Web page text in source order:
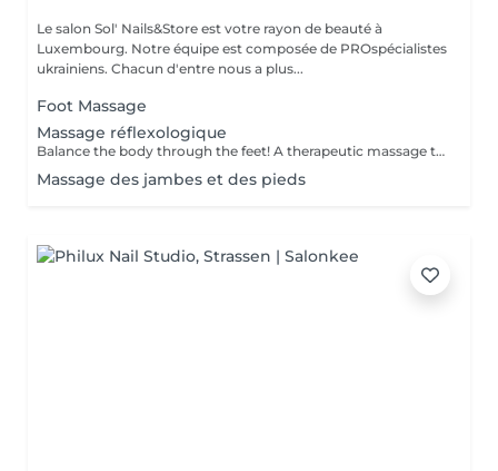
Le salon Sol' Nails&Store est votre rayon de beauté à
Luxembourg. Notre équipe est composée de PROspécialistes
ukrainiens. Chacun d'entre nous a plus...
Foot Massage
Massage réflexologique
Balance the body through the feet! A therapeutic massage that applies pressure to specific reflex points on the feet, corresponding to different organs and systems in the body. Promotes relaxation, boosts circulation, and supports overall wellness.
Massage des jambes et des pieds